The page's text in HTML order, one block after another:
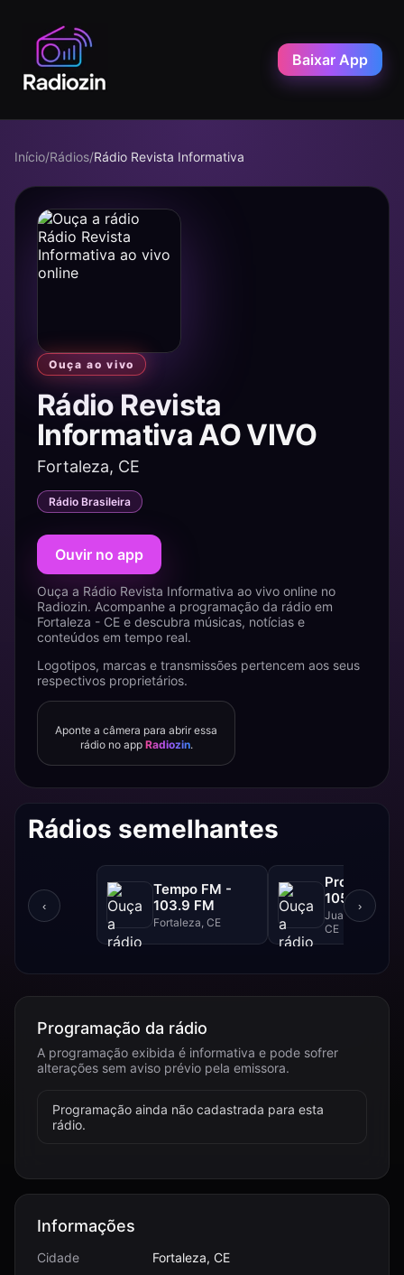
Baixar App
Início/Rádios/Rádio Revista Informativa
Ouça ao vivo
Rádio Revista
Informativa AO VIVO
Fortaleza, CE
Rádio Brasileira
Ouvir no app
Ouça a Rádio Revista Informativa ao vivo online no
Radiozin. Acompanhe a programação da rádio em
Fortaleza - CE e descubra músicas, notícias e
conteúdos em tempo real.
Logotipos, marcas e transmissões pertencem aos seus
respectivos proprietários.
Aponte a câmera para abrir essa
rádio no app Radiozin.
Rádios semelhantes
‹
Tempo FM -
103.9 FM
Fortaleza, CE
Progresso
105.1 FM
Juazeiro Do
CE
›
Programação da rádio
A programação exibida é informativa e pode sofrer
alterações sem aviso prévio pela emissora.
Programação ainda não cadastrada para esta
rádio.
Informações
Cidade
Fortaleza, CE